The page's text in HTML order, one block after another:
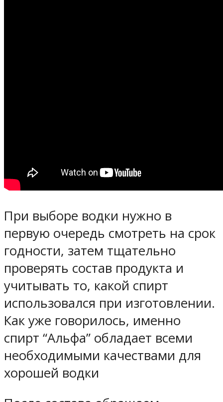
При выборе водки нужно в
первую очередь смотреть на срок
годности, затем тщательно
проверять состав продукта и
учитывать то, какой спирт
использовался при изготовлении.
Как уже говорилось, именно
спирт “Альфа” обладает всеми
необходимыми качествами для
хорошей водки